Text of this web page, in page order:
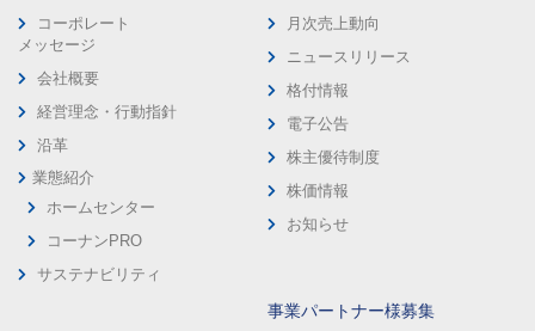
コーポレート
メッセージ
会社概要
経営理念・行動指針
沿革
業態紹介
ホームセンター
コーナンPRO
サステナビリティ
月次売上動向
ニュースリリース
格付情報
電子公告
株主優待制度
株価情報
お知らせ
事業パートナー様募集